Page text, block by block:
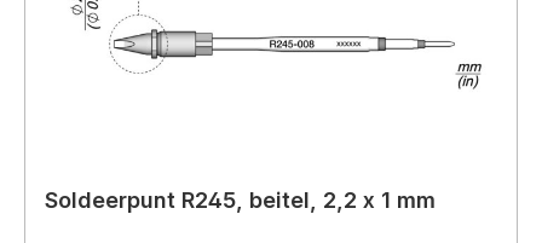
Soldeerpunt R245, beitel, 2,2 x 1 mm